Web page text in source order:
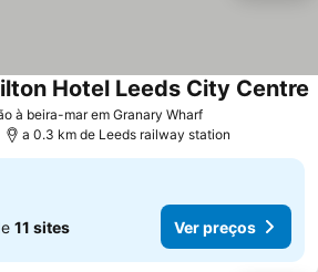
à beira-mar em Granary Wharf
Hotel Leeds City Centre
a 0.3 km de Leeds railway station
11 sites Ver preços